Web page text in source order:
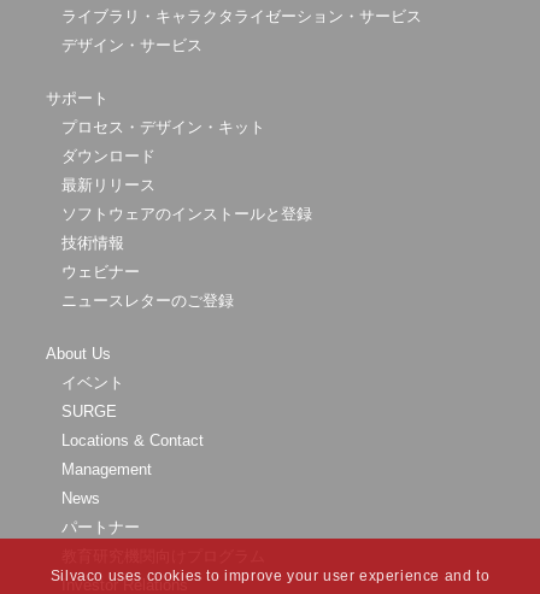
ライブラリ・キャラクタライゼーション・サービス
デザイン・サービス
サポート
プロセス・デザイン・キット
ダウンロード
最新リリース
ソフトウェアのインストールと登録
技術情報
ウェビナー
ニュースレターのご登録
About Us
イベント
SURGE
Locations & Contact
Management
News
パートナー
Investor Relations
Silvaco uses cookies to improve your user experience and to